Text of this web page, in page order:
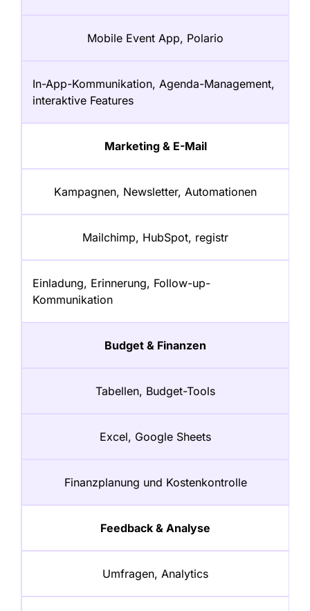
Mobile Event App, Polario
In-App-Kommunikation, Agenda-Management,
interaktive Features
Marketing & E-Mail
Kampagnen, Newsletter, Automationen
Mailchimp, HubSpot, registr
Einladung, Erinnerung, Follow-up-
Kommunikation
Budget & Finanzen
Tabellen, Budget-Tools
Excel, Google Sheets
Finanzplanung und Kostenkontrolle
Feedback & Analyse
Umfragen, Analytics